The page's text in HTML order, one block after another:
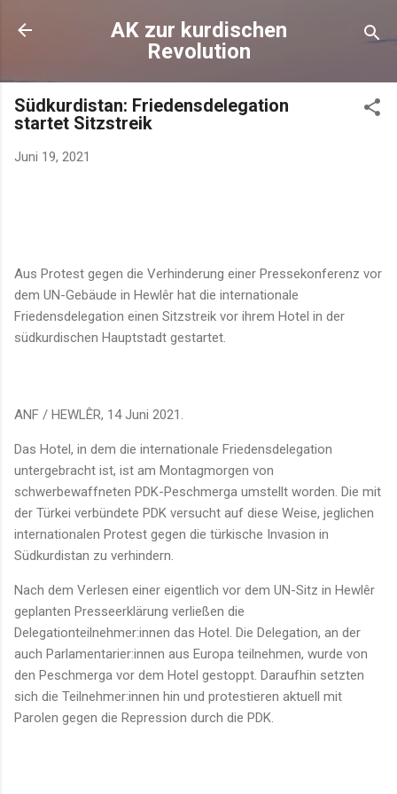
Direkt zum Hauptbereich
AK zur kurdischen
Revolution
Südkurdistan: Friedensdelegation
startet Sitzstreik
Juni 19, 2021
Aus Protest gegen die Verhinderung einer Pressekonferenz vor
dem UN-Gebäude in Hewlêr hat die internationale
Friedensdelegation einen Sitzstreik vor ihrem Hotel in der
südkurdischen Hauptstadt gestartet.
ANF / HEWLÊR, 14 Juni 2021.
Das Hotel, in dem die internationale Friedensdelegation
untergebracht ist, ist am Montagmorgen von
schwerbewaffneten PDK-Peschmerga umstellt worden. Die mit
der Türkei verbündete PDK versucht auf diese Weise, jeglichen
internationalen Protest gegen die türkische Invasion in
Südkurdistan zu verhindern.
Nach dem Verlesen einer eigentlich vor dem UN-Sitz in Hewlêr
geplanten Presseerklärung verließen die
Delegationteilnehmer:innen das Hotel. Die Delegation, an der
auch Parlamentarier:innen aus Europa teilnehmen, wurde von
den Peschmerga vor dem Hotel gestoppt. Daraufhin setzten
sich die Teilnehmer:innen hin und protestieren aktuell mit
Parolen gegen die Repression durch die PDK.